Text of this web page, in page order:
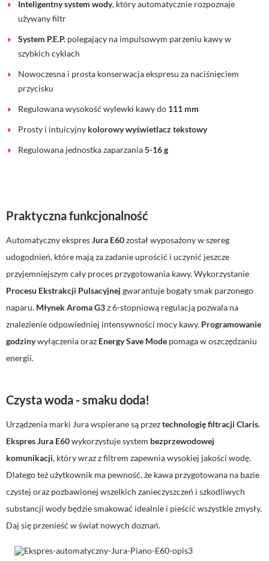
Inteligentny system wody, który automatycznie rozpoznaje
używany filtr
System P.E.P. polegający na impulsowym parzeniu kawy w
szybkich cyklach
Nowoczesna i prosta konserwacja ekspresu za naciśnięciem
przycisku
Regulowana wysokość wylewki kawy do 111 mm
Prosty i intuicyjny kolorowy wyświetlacz tekstowy
Regulowana jednostka zaparzania5-16 g
Praktyczna funkcjonalność
Automatyczny ekspresJura E60został wyposażony w szereg
udogodnień, które mają za zadanie uprościć i uczynić jeszcze
przyjemniejszym cały proces przygotowania kawy. Wykorzystanie
Procesu Ekstrakcji Pulsacyjnej gwarantuje bogaty smak parzonego
naparu. Młynek Aroma G3z 6-stopniową regulacją pozwala na
znalezienie odpowiedniej intensywności mocy kawy. Programowanie
godzinywyłączenia oraz Energy Save Mode pomaga w oszczędzaniu
energii.
Czysta woda - smaku doda!
Urządzenia marki Jura wspierane są przeztechnologię filtracji Claris.
Ekspres Jura E60wykorzystuje system bezprzewodowej
komunikacji, który wraz z filtrem zapewnia wysokiej jakości wodę.
Dlatego też użytkownik ma pewność, że kawa przygotowana na bazie
czystej oraz pozbawionej wszelkich zanieczyszczeń i szkodliwych
substancji wody będzie smakować idealnie i pieścić wszystkie zmysły.
Daj się przenieść w świat nowych doznań.